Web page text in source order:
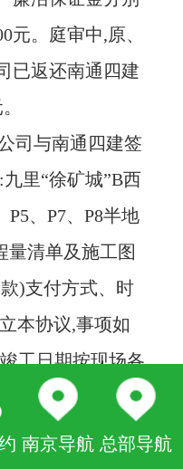
元。庭审中,原、
已返还南通四建
司与南通四建签
里“徐矿城”B西
P5、P7、P8半地
量清单及施工图
)支付方式、时
本协议,事项如
工日期按现场各
期,实际开工日期
包人原因),现场
南京导航 总部导航